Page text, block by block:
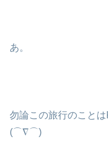
あ。
勿論この旅行のこと
(⌒∇⌒)